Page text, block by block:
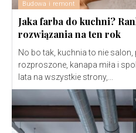
Budowa i remont
Jaka farba do kuchni?
rozwiązania na ten rok
No bo tak, kuchnia to nie salon,
rozproszone, kanapa miła i
lata na wszystkie strony,...